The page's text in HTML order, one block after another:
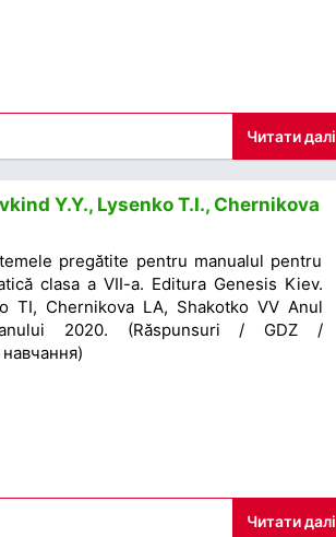
Читати далі
Y.Y., Lysenko T.I., Chernikova
pregătite pentru manualul pentru
clasa a VII-a. Editura Genesis Kiev.
TI, Chernikova LA, Shakotko VV Anul
2020. (Răspunsuri / GDZ /
Читати далі